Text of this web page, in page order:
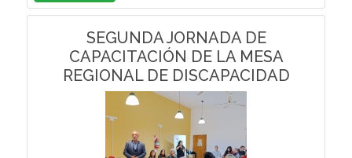
SEGUNDA JORNADA DE
CAPACITACIÓN DE LA MESA
REGIONAL DE DISCAPACIDAD